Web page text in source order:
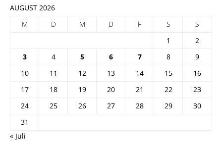
AUGUST 2026
M
D M D F S
S
1
2
3
4 5 6 7 8
9
10
11 12 13 14 15
16
17
18 19 20 21 22
23
24
25 26 27 28 29
30
31
« Juli